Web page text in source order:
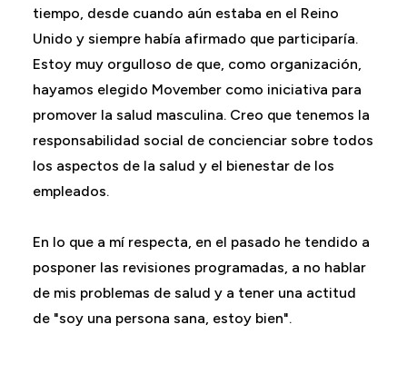
tiempo, desde cuando aún estaba en el Reino
Unido y siempre había afirmado que participaría.
Estoy muy orgulloso de que, como organización,
hayamos elegido Movember como iniciativa para
promover la salud masculina. Creo que tenemos la
responsabilidad social de concienciar sobre todos
los aspectos de la salud y el bienestar de los
empleados.
En lo que a mí respecta, en el pasado he tendido a
posponer las revisiones programadas, a no hablar
de mis problemas de salud y a tener una actitud
de "soy una persona sana, estoy bien".